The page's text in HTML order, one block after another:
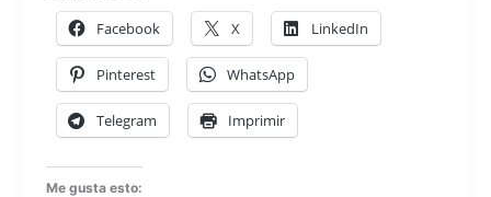
Facebook X LinkedIn
Pinterest WhatsApp
Telegram Imprimir
Me gusta esto: